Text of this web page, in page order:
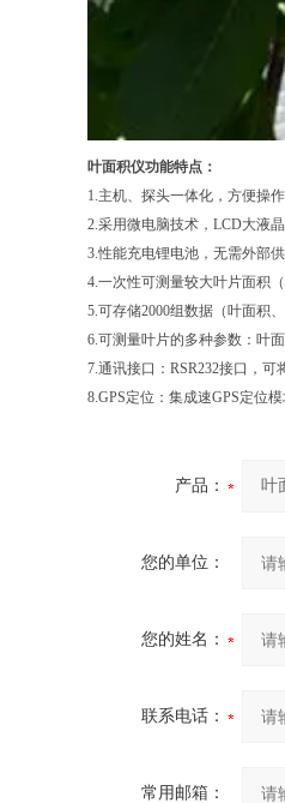
叶面积仪功能特点：
1.主机、探头一体化，方便操
2.采用微电脑技术，LCD大液
3.性能充电锂电池，无需外部
4.一次性可测量较大叶片面积
5.可存储2000组数据（叶面积
6.可测量叶片的多种参数：叶
7.通讯接口：RSR232接口，可
8.GPS定位：集成速GPS定位
产品：
您的单位：
您的姓名：
联系电话：
常用邮箱：